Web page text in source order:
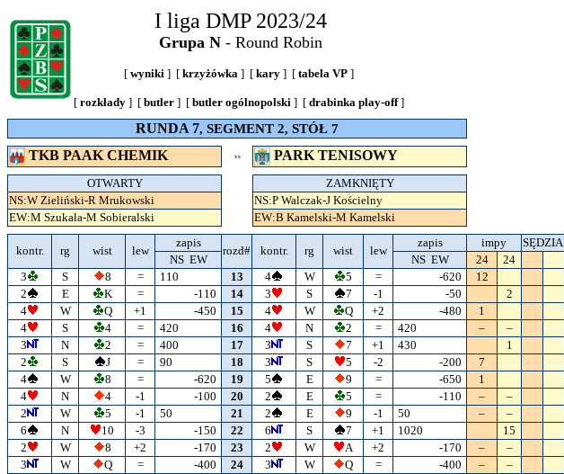
I liga DMP 2023/24
Grupa N- Round Robin
[ wyniki ] [ krzyżówka ] [ kary ] [ tabela VP ]
[ rozkłady ] [ butler ] [ butler ogólnopolski ] [ drabinka play-off]
RUNDA 7, SEGMENT 2, STÓŁ 7
TKB PAAK CHEMIK VS PARK TENISOWY
OTWARTY
ZAMKNIĘTY
NS:W Zieliński-R Mrukowski
NS:P Walczak-J Kościelny
EW:M Szukała-M Sobieralski
EW:B Kamelski-M Kamelski
kontr. rg wist lew
zapis
rozd# kontr. rg wist lew
zapis impy
SĘDZIA
NS EW
NS EW 24
24
3
S 8 = 110 13 4 W 5 = -620
12
2
E K = -110 14 3 S 7 -1 -50
2
4
W Q +1 -450 15 4 W Q +2 -480
1
4
S 4 = 420 16 4 N 2 = 420 –
–
3
N 2 = 400 17 3 S 7 +1 430
1
2
S J = 90 18 3 S 5 -2 -200
7
4
W 8 = -620 19 5 E 9 = -650
1
4
N 4 -1 -100 20 2 E 5 = -110 –
–
2
W 5 -1 50 21 2 E 9 -1 50 –
–
6
N 10 -3 -150 22 6 S 7 +1 1020
15
2
W 8 +2 -170 23 2 W A +2 -170 –
–
3
W Q = -400 24 3 W Q = -400 – –